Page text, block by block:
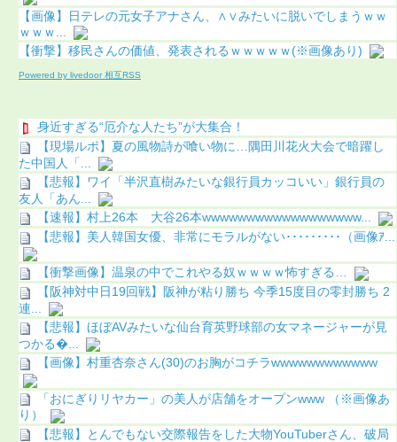
【画像】日テレの元女子アナさん、∧∨みたいに脱いでしまうｗｗ
ｗｗｗ...
【衝撃】移民さんの価値、発表されるｗｗｗｗｗ(※画像あり)
Powered by livedoor 相互RSS
身近すぎる“厄介な人たち”が大集合！
【現場ルポ】夏の風物詩が喰い物に…隅田川花火大会で暗躍し
た中国人「...
【悲報】ワイ「半沢直樹みたいな銀行員カッコいい」銀行員の
友人「あん...
【速報】村上26本 大谷26本wwwwwwwwwwwwwwwwww...
【悲報】美人韓国女優、非常にモラルがない･････････（画像ｱ...
【衝撃画像】温泉の中でこれやる奴ｗｗｗｗ怖すぎる…
【阪神対中日19回戦】阪神が粘り勝ち 今季15度目の零封勝ち 2
連...
【悲報】ほぼAVみたいな仙台育英野球部の女マネージャーが見
つかる...
【画像】村重杏奈さん(30)のお胸がコチラwwwwwwwwwwww
「おにぎりリヤカー」の美人が店舗をオープンwww （※画像あ
り）
【悲報】とんでもない交際報告をした大物YouTuberさん、破局